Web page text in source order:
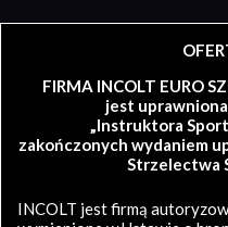
FIRMA INCOLT EURO
jest
„Instruktora
zakończonych wydaniem
Strzelectwa
INCOLT jest firmą